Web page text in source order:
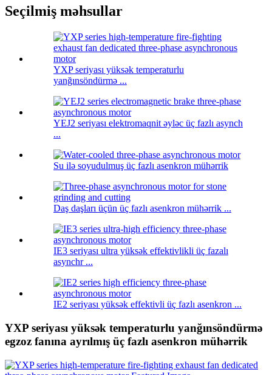
Seçilmiş məhsullar
YXP seriyası yüksək temperaturlu
yanğınsöndürmə ...
YEJ2 seriyası elektromaqnit əyləc üç fazlı asynch
...
Su ilə soyudulmuş üç fazlı asenkron mühərrik
Daş daşları üçün üç fazlı asenkron mühərrik ...
IE3 seriyası ultra yüksək effektivlikli üç fazalı
asynchr ...
IE2 seriyası yüksək effektivli üç fazlı asenkron ...
YXP seriyası yüksək temperaturlu yanğınsöndürmə
egzoz fanına ayrılmış üç fazlı asenkron mühərrik